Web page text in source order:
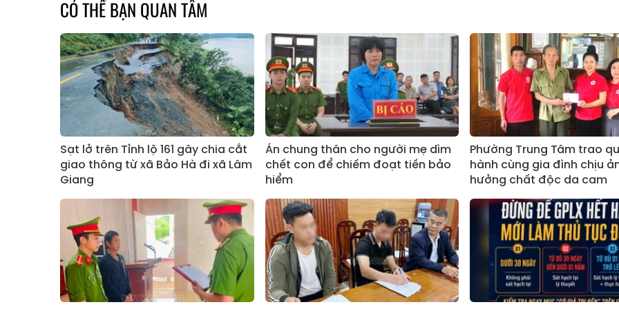
CÓ THỂ BẠN QUAN TÂM
Sạt lở trên Tỉnh lộ 161 gây chia cắt
giao thông từ xã Bảo Hà đi xã Lâm
Giang
Án chung thân cho người mẹ dìm
chết con để chiếm đoạt tiền bảo
hiểm
Phường Trung Tâm trao
hành cùng gia đình chịu
hưởng chất độc da cam